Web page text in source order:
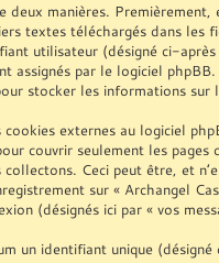
manières.
textes téléchargés dans
utilisateur (désigné ci-
assignés par le logiciel
stocker les informations
externes au logiciel
couvrir seulement les
Ceci peut être, et
sur « Archangel
(désignés ici par « vos
un identifiant unique